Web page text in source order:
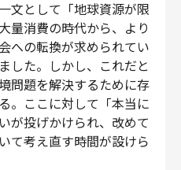
文として「地球資源が限
量消費の時代から、より
への転換が求められてい
した。しかし、これだと
問題を解決するために存
。ここに対して「本当に
が投げかけられ、改めて
て考え直す時間が設けら